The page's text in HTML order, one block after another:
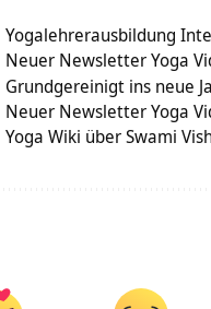
Yogalehrerausbildung
Neuer Newsletter Yoga
Grundgereinigt ins neue
Neuer Newsletter Yoga
Yoga Wiki über Swami